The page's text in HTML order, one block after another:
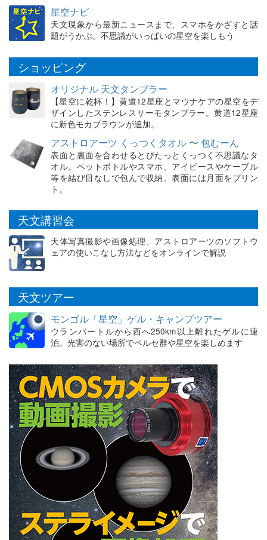
星空ナビ
天文現象から最新ニュースまで、スマホをかざすと話
題がうかぶ。不思議がいっぱいの星空を楽しもう
ショッピング
オリジナル 天文タンブラー
【星空に乾杯！】黄道12星座とマウナケアの星空をデ
ザインしたステンレスサーモタンブラー。黄道12星座
に新色モカブラウンが追加。
アストロアーツ くっつくタオル 〜 包むーん
表面と裏面を合わせるとぴたっとくっつく不思議なタ
オル。ペットボトルやスマホ、アイピースやケーブル
等を結び目なしで包んで収納。表面には月面をプリン
ト。
天文講習会
天体写真撮影や画像処理、アストロアーツのソフトウ
ェアの使いこなし方法などをオンラインで解説
天文ツアー
モンゴル「星空」ゲル・キャンプツアー
ウランバートルから西へ250km以上離れたゲルに連
泊。光害のない場所でペルセ群や星空を楽しめます